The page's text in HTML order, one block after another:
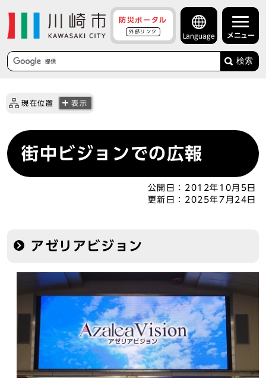
防災ポータル
外部リンク
Language メニュー
検索
現在位置 表示
街中ビジョンでの広報
公開日： 2012年10月5日
更新日： 2025年7月24日
アゼリアビジョン